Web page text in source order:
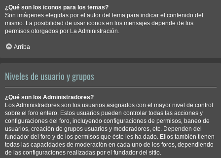
¿Qué son los iconos para los temas?
Son imágenes elegidas por el autor del tema para indicar el contenido del
mismo. La posibilidad de usar iconos en los mensajes depende de los
permisos otorgados por La Administración.
Arriba
Niveles de usuario y grupos
¿Qué son los Administradores?
Los Administradores son los usuarios asignados con el mayor nivel de control
sobre el foro entero. Estos usuarios pueden controlar todas las acciones y
configuraciones del foro, incluyendo configuraciones de permisos, baneo de
usuarios, creación de grupos usuarios y moderadores, etc. Dependen del
fundador del foro y de los permisos que éste les ha dado. Ellos también tienen
todas las capacidades de moderación en cada uno de los foros, dependiendo
de las configuraciones realizadas por el fundador del sitio.